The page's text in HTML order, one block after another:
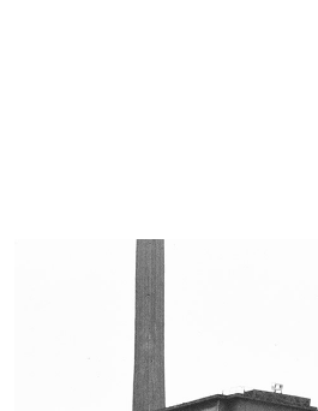
Imagen de portada